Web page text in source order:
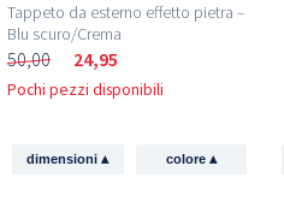
Tappeto da esterno effetto pietra –
Blu scuro/Crema
50,00 24,95
Pochi pezzi disponibili
dimensioni▴ colore ▴